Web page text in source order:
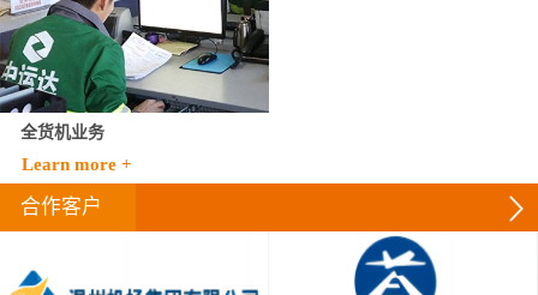
全货机业务
Learn more +
合作客户